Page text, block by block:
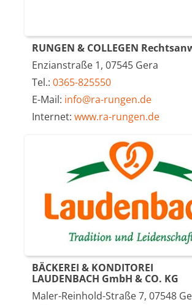
RUNGEN & COLLEGEN
Enzianstraße 1, 07545 Gera
Tel.:0365-825550
E-Mail: info@ra-rungen.de
Internet:www.ra-rungen.de
BÄCKEREI & KONDITOREI
LAUDENBACH GmbH & CO. KG
Maler-Reinhold-Straße 7, 07548